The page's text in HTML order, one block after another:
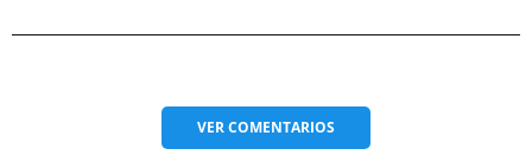
VERCOMENTARIOS